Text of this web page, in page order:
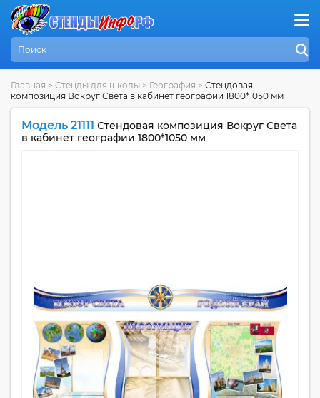
Главная > Стенды для школы > География > Стендовая
композиция Вокруг Света в кабинет географии 1800*1050 мм
Модель 21111 Стендовая композиция Вокруг Света
в кабинет географии 1800*1050 мм